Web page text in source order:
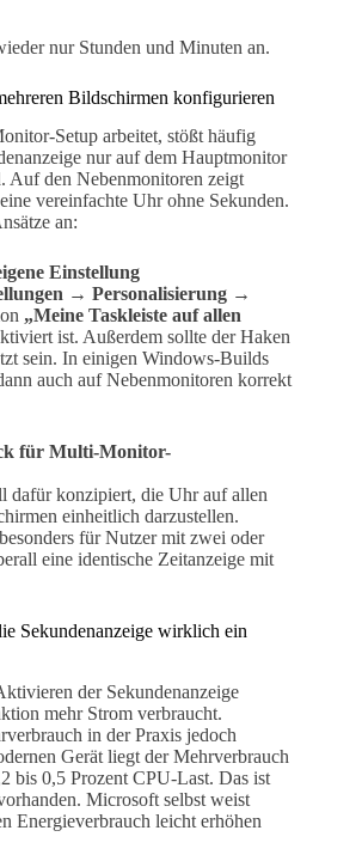
nur Stunden und Minuten an.
Bildschirmen konfigurieren
Setup arbeitet, stößt häufig
nur auf dem Hauptmonitor
Auf den Nebenmonitoren zeigt
vereinfachte Uhr ohne Sekunden.
an:
Einstellung
→ Personalisierung →
„Meine Taskleiste auf allen
ist. Außerdem sollte der Haken
sein. In einigen Windows-Builds
auch auf Nebenmonitoren korrekt
für Multi-Monitor-
dafür konzipiert, die Uhr auf allen
einheitlich darzustellen.
für Nutzer mit zwei oder
eine identische Zeitanzeige mit
Sekundenanzeige wirklich ein
der Sekundenanzeige
mehr Strom verbraucht.
in der Praxis jedoch
Gerät liegt der Mehrverbrauch
bis 0,5 Prozent CPU-Last. Das ist
Microsoft selbst weist
Energieverbrauch leicht erhöhen